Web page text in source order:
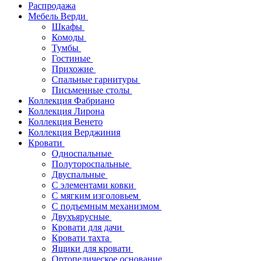
Распродажа
Мебель Верди
Шкафы
Комоды
Тумбы
Гостиные
Прихожие
Спальные гарнитуры
Письменные столы
Коллекция Фабриано
Коллекция Лирона
Коллекция Венето
Коллекция Верджиния
Кровати
Односпальные
Полутороспальные
Двуспальные
С элементами ковки
С мягким изголовьем
С подъемным механизмом
Двухъярусные
Кровати для дачи
Кровати тахта
Ящики для кровати